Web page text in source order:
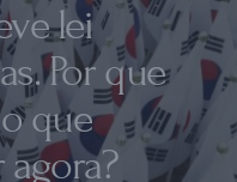
lei
Por que
que